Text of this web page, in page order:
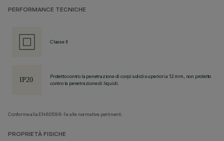
PERFORMANCE TECNICHE
Classe II
Protetto contro la penetrazione di corpi solidi superiori a 12 mm, non protetto
contro la penetrazione di liquidi.
Conforme alla EN60598-1 e alle normative pertinenti.
PROPRIETÀ FISICHE